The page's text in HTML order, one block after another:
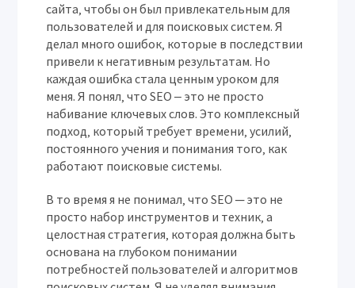
сайта‚ чтобы он был привлекательным для
пользователей и для поисковых систем. Я
делал много ошибок‚ которые в последствии
привели к негативным результатам. Но
каждая ошибка стала ценным уроком для
меня. Я понял‚ что SEO ‒ это не просто
набивание ключевых слов. Это комплексный
подход‚ который требует времени‚ усилий‚
постоянного учения и понимания того‚ как
работают поисковые системы.
В то время я не понимал‚ что SEO ─ это не
просто набор инструментов и техник‚ а
целостная стратегия‚ которая должна быть
основана на глубоком понимании
потребностей пользователей и алгоритмов